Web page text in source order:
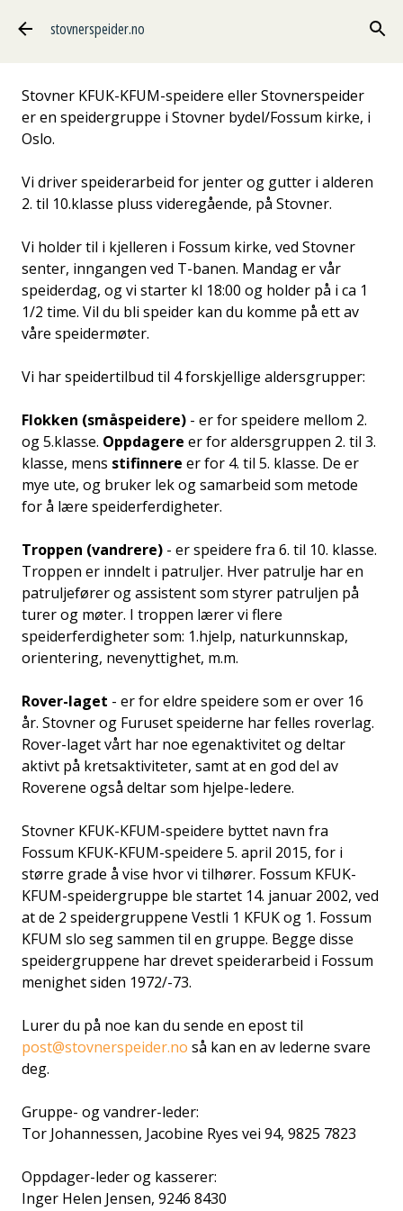
Gå til hovedinnhold
stovnerspeider.no
Stovner KFUK-KFUM-speidere eller Stovnerspeider
er en speidergruppe i Stovner bydel/Fossum kirke, i
Oslo.
Vi driver speiderarbeid for jenter og gutter i alderen
2. til 10.klasse pluss videregående, på Stovner.
Vi holder til i kjelleren i Fossum kirke, ved Stovner
senter, inngangen ved T-banen. Mandag er vår
speiderdag, og vi starter kl 18:00 og holder på i ca 1
1/2 time. Vil du bli speider kan du komme på ett av
våre speidermøter.
Vi har speidertilbud til 4 forskjellige aldersgrupper:
Flokken (småspeidere) - er for speidere mellom 2.
og 5.klasse. Oppdagere er for aldersgruppen 2. til 3.
klasse, mens stifinnere er for 4. til 5. klasse. De er
mye ute, og bruker lek og samarbeid som metode
for å lære speiderferdigheter.
Troppen (vandrere) - er speidere fra 6. til 10. klasse.
Troppen er inndelt i patruljer. Hver patrulje har en
patruljefører og assistent som styrer patruljen på
turer og møter. I troppen lærer vi flere
speiderferdigheter som: 1.hjelp, naturkunnskap,
orientering, nevenyttighet, m.m.
Rover-laget - er for eldre speidere som er over 16
år. Stovner og Furuset speiderne har felles roverlag.
Rover-laget vårt har noe egenaktivitet og deltar
aktivt på kretsaktiviteter, samt at en god del av
Roverene også deltar som hjelpe-ledere.
Stovner KFUK-KFUM-speidere byttet navn fra
Fossum KFUK-KFUM-speidere 5. april 2015, for i
større grade å vise hvor vi tilhører. Fossum KFUK-
KFUM-speidergruppe ble startet 14. januar 2002, ved
at de 2 speidergruppene Vestli 1 KFUK og 1. Fossum
KFUM slo seg sammen til en gruppe. Begge disse
speidergruppene har drevet speiderarbeid i Fossum
menighet siden 1972/-73.
Lurer du på noe kan du sende en epost til
post@stovnerspeider.no så kan en av lederne svare
deg.
Gruppe- og vandrer-leder:
Tor Johannessen, Jacobine Ryes vei 94, 9825 7823
Oppdager-leder og kasserer:
Inger Helen Jensen, 9246 8430